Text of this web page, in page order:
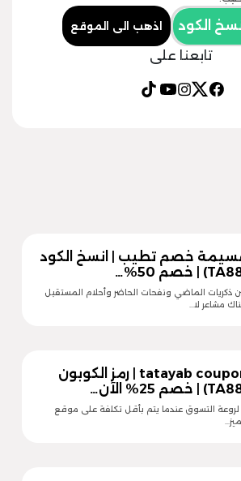
الكود اذهب الى الموقع
تابعنا على
خصم تطيب | انسخ الكود
ذكريات الماضي ونفحات الحاضر وأحلام المستقبل
مشاعر لا…
tatayab coupon | رمز الكوبون
لروعة التسوق عندما يتم بأقل تكلفة على موقع